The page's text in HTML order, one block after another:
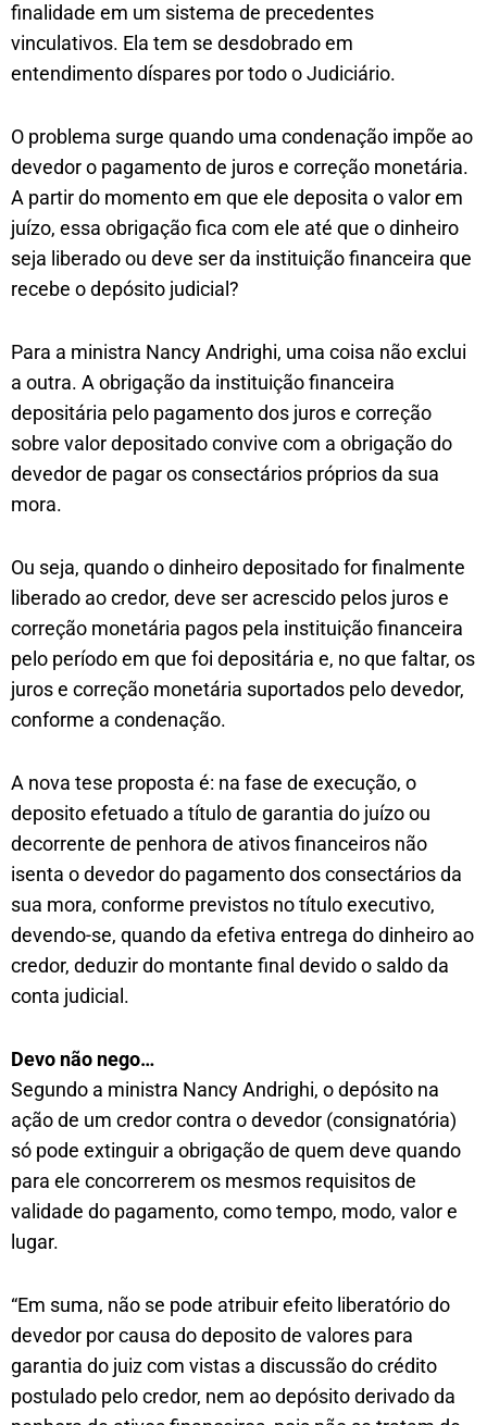
finalidade em um sistema de precedentes
vinculativos. Ela tem se desdobrado em
entendimento díspares por todo o Judiciário.
O problema surge quando uma condenação impõe ao
devedor o pagamento de juros e correção monetária.
A partir do momento em que ele deposita o valor em
juízo, essa obrigação fica com ele até que o dinheiro
seja liberado ou deve ser da instituição financeira que
recebe o depósito judicial?
Para a ministra Nancy Andrighi, uma coisa não exclui
a outra. A obrigação da instituição financeira
depositária pelo pagamento dos juros e correção
sobre valor depositado convive com a obrigação do
devedor de pagar os consectários próprios da sua
mora.
Ou seja, quando o dinheiro depositado for finalmente
liberado ao credor, deve ser acrescido pelos juros e
correção monetária pagos pela instituição financeira
pelo período em que foi depositária e, no que faltar, os
juros e correção monetária suportados pelo devedor,
conforme a condenação.
A nova tese proposta é: na fase de execução, o
deposito efetuado a título de garantia do juízo ou
decorrente de penhora de ativos financeiros não
isenta o devedor do pagamento dos consectários da
sua mora, conforme previstos no título executivo,
devendo-se, quando da efetiva entrega do dinheiro ao
credor, deduzir do montante final devido o saldo da
conta judicial.
Devo não nego…
Segundo a ministra Nancy Andrighi, o depósito na
ação de um credor contra o devedor (consignatória)
só pode extinguir a obrigação de quem deve quando
para ele concorrerem os mesmos requisitos de
validade do pagamento, como tempo, modo, valor e
lugar.
“Em suma, não se pode atribuir efeito liberatório do
devedor por causa do deposito de valores para
garantia do juiz com vistas a discussão do crédito
postulado pelo credor, nem ao depósito derivado da